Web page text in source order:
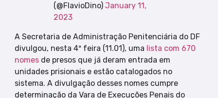
(@FlavioDino) January 11,
2023
A Secretaria de Administração Penitenciária do DF
divulgou, nesta 4ª feira (11.01), uma lista com 670
nomes de presos que já deram entrada em
unidades prisionais e estão catalogados no
sistema. A divulgação desses nomes cumpre
determinação da Vara de Execuções Penais do